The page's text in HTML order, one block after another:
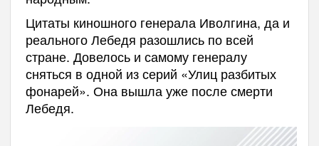
Цитаты киношного генерала Иволгина, да и
реального Лебедя разошлись по всей
стране. Довелось и самому генералу
сняться в одной из серий «Улиц разбитых
фонарей». Она вышла уже после смерти
Лебедя.